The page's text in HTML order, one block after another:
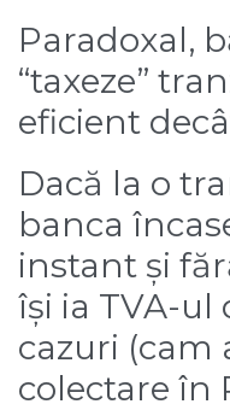
Paradoxal,
“taxeze”
eficient
Dacă la o
banca
instant și
își ia TVA-ul
cazuri (cam
colectare în